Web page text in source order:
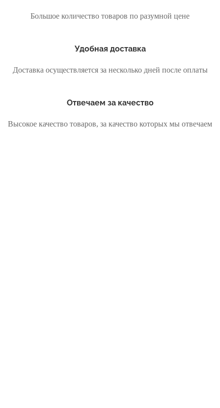
Большое количество товаров по разумной цене
Удобная доставка
Доставка осуществляется за несколько дней после оплаты
Отвечаем за качество
Высокое качество товаров, за качество которых мы отвечаем